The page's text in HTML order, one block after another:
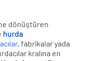
dönüştüren
hurda
, fabrikalar yada
kralına en